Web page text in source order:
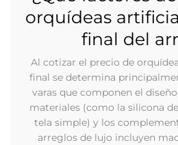
orquídeas
final del
Al cotizar el precio de
final se determina
varas que componen el
materiales (como la silicona
tela simple) y los
arreglos de lujo incluyen